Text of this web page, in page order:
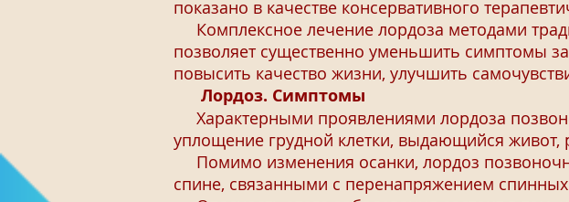
показано в качестве консервативного
Комплексное лечение лордоза методами
позволяет существенно уменьшить симптомы
повысить качество жизни, улучшить
Лордоз. Симптомы
Характерными проявлениями лордоза
уплощение грудной клетки, выдающийся живот,
Помимо изменения осанки, лордоз
спине, связанными с перенапряжением